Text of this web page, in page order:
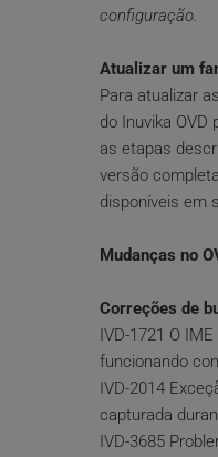
configuração.
Atualizar um
Para atualizar
do Inuvika OVD
as etapas
versão
disponíveis em
Mudanças no
Correções de
IVD-1721 O
funcionando
IVD-2014
capturada
IVD-3685